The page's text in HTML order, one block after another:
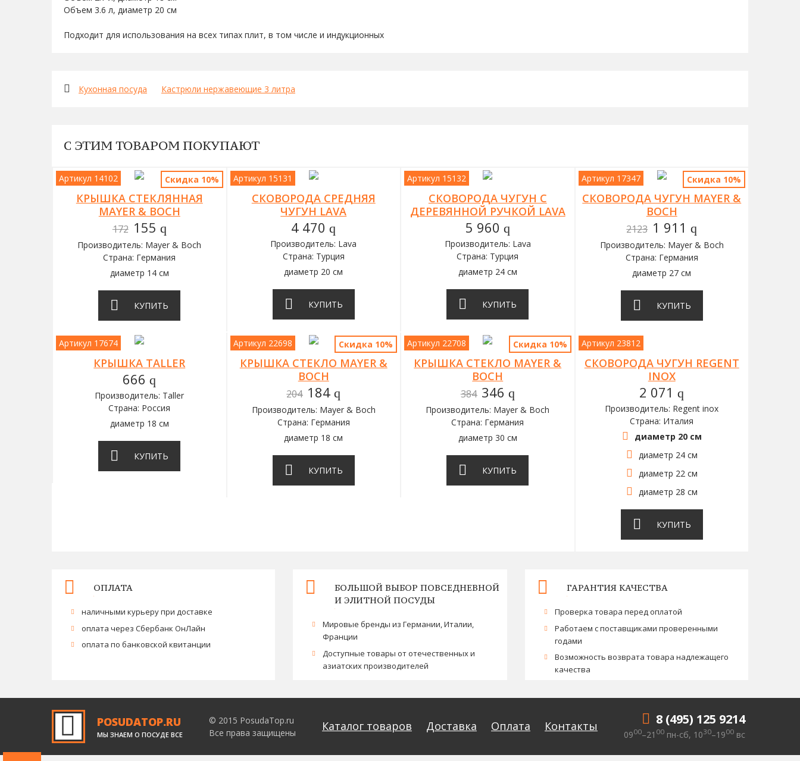
Объем 3.6 л, диаметр 20 см
Подходит для использования на всех типах плит, в том числе и индукционных
Кухонная посуда Кастрюли нержавеющие 3 литра
С ЭТИМ ТОВАРОМ ПОКУПАЮТ
Артикул 14102 Скидка 10%
КРЫШКА СТЕКЛЯННАЯ
MAYER & BOCH
172 155 q
Производитель: Mayer & Boch
Страна: Германия
диаметр 14 см
КУПИТЬ
Артикул 15131
СКОВОРОДА СРЕДНЯЯ
ЧУГУН LAVA
4 470q
Производитель: Lava
Страна: Турция
диаметр 20 см
КУПИТЬ
Артикул 15132
СКОВОРОДА ЧУГУН С
ДЕРЕВЯННОЙ РУЧКОЙ LAVA
5 960 q
Производитель: Lava
Страна: Турция
диаметр 24 см
КУПИТЬ
Артикул 17347 Скидка 10%
СКОВОРОДА ЧУГУН MAYER &
BOCH
2123 1 911q
Производитель: Mayer & Boch
Страна: Германия
диаметр 27 см
КУПИТЬ
Артикул 17674
КРЫШКА TALLER
666q
Производитель: Taller
Страна: Россия
диаметр 18 см
КУПИТЬ
Артикул 22698 Скидка 10%
КРЫШКА СТЕКЛО MAYER &
BOCH
204 184q
Производитель: Mayer & Boch
Страна: Германия
диаметр 18 см
КУПИТЬ
Артикул 22708 Скидка 10%
КРЫШКА СТЕКЛО MAYER &
BOCH
384 346 q
Производитель: Mayer & Boch
Страна: Германия
диаметр 30 см
КУПИТЬ
Артикул 23812
СКОВОРОДА ЧУГУН REGENT
INOX
2 071q
Производитель: Regent inox
Страна: Италия
диаметр 20 см
диаметр 24 см
диаметр 22 см
диаметр 28 см
КУПИТЬ
ОПЛАТА
наличными курьеру при доставке
оплата через Сбербанк ОнЛайн
оплата по банковской квитанции
БОЛЬШОЙ ВЫБОР ПОВСЕДНЕВНОЙ
И ЭЛИТНОЙ ПОСУДЫ
Мировые бренды из Германии, Италии,
Франции
Доступные товары от отечественных и
азиатских производителей
ГАРАНТИЯ КАЧЕСТВА
Проверка товара перед оплатой
Работаем с поставщиками проверенными
годами
Возможность возврата товара надлежащего
качества
POSUDATOP.RU
МЫ ЗНАЕМ О ПОСУДЕ ВСЕ
© 2015 PosudaTop.ru
Все права защищены
Каталог товаров Доставка Оплата Контакты 8 (495) 125 9214
0900–21 00 пн-сб, 1030–1900 вс